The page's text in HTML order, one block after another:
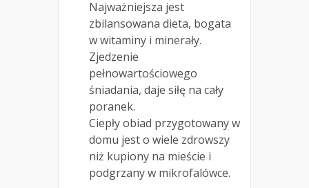
Najważniejsza jest
zbilansowana dieta, bogata
w witaminy i minerały.
Zjedzenie
pełnowartościowego
śniadania, daje siłę na cały
poranek.
Ciepły obiad przygotowany w
domu jest o wiele zdrowszy
niż kupiony na mieście i
podgrzany w mikrofalówce.